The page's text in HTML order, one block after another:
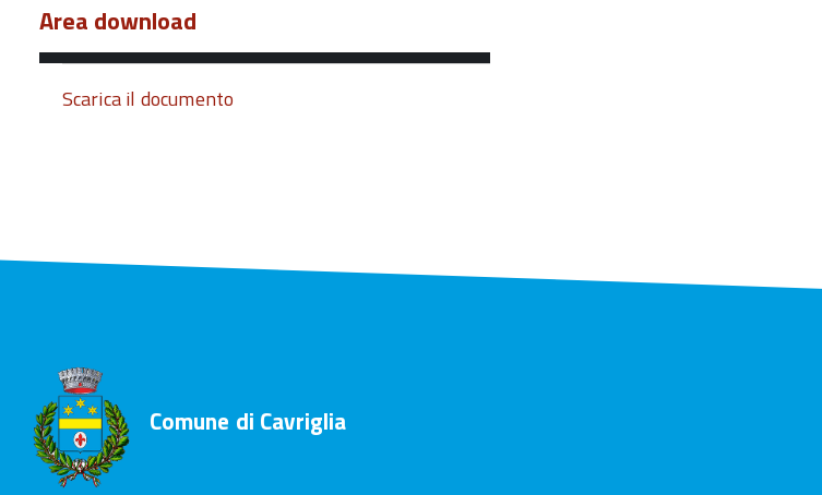
Area download
Scarica il documento
Comune di Cavriglia